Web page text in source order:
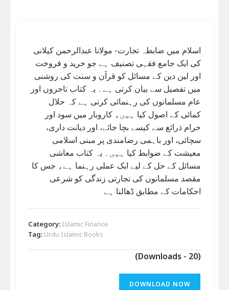
اسلام میں ضابطہ تجارت- مولانا عبدالرحمن کیلانی
کی ایک جامع فقہی تصنیف ہے جو خرید و فروخت
اور لین دین کے مسائل کو قرآن و سنت کی روشنی
میں تفصیل سے بیان کرتی ہے۔ یہ کتاب تاجروں اور
عام مسلمانوں کی رہنمائی کرتی ہے کہ حلال
کمائی کے اصول کیا ہیں، کاروبار میں سود اور
حرام ذرائع سے کیسے بچا جائے، اور دیانت داری،
سچائی، اور باہمی رضامندی پر مبنی اسلامی
معیشت کے ضوابط کیا ہیں۔ یہ کتاب معاشی
مسائل کے حل کے لیے ایک عملی رہنما ہے، جس کا
مقصد مسلمانوں کی تجارتی زندگی کو شرعی
احکامات کے مطابق ڈھالنا ہے
Category: Islamic Finance
Tag: Urdu Islamic Books
(Downloads - 20)
DOWNLOAD NOW